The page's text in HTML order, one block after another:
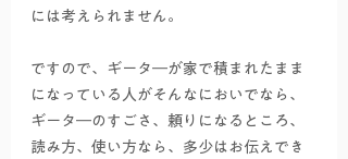
には考えられません。
ですので、ギータ―が家で積まれたまま
になっている人がそんなにおいでなら、
ギータ―のすごさ、頼りになるところ、
読み方、使い方なら、多少はお伝えでき